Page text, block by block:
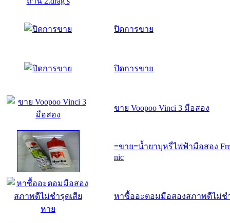
ปิดการขาย
ปิดการขาย
ขาย Voopoo Vinci 3 มือสอง
=ขาย=น้ำยาบุหรี่ไฟฟ้ามือสอง
nic
หาซื้ออะตอมมือสองสภาพดีไม่ช